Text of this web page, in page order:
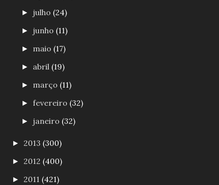
► julho (24)
► junho (11)
► maio (17)
► abril (19)
► março (11)
►fevereiro (32)
► janeiro (32)
► 2013 (300)
► 2012 (400)
► 2011 (421)